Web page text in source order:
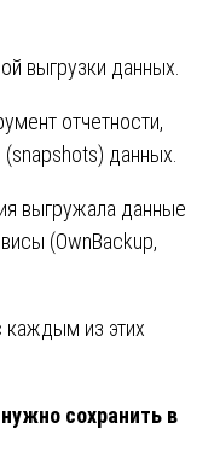
выгрузки данных.
отчетности,
данных.
выгружала данные
(OwnBackup,
каждым из этих
сохранить в